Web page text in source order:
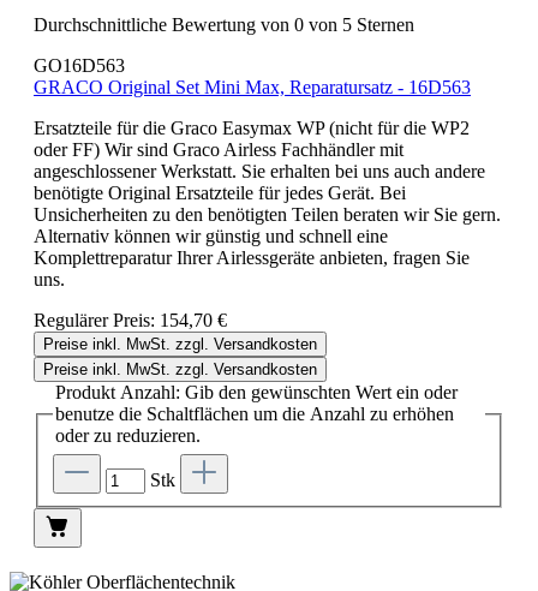
Durchschnittliche Bewertung von 0 von 5 Sternen
GO16D563
GRACO Original Set Mini Max, Reparatursatz - 16D563
Ersatzteile für die Graco Easymax WP (nicht für die WP2
oder FF) Wir sind Graco Airless Fachhändler mit
angeschlossener Werkstatt. Sie erhalten bei uns auch andere
benötigte Original Ersatzteile für jedes Gerät. Bei
Unsicherheiten zu den benötigten Teilen beraten wir Sie gern.
Alternativ können wir günstig und schnell eine
Komplettreparatur Ihrer Airlessgeräte anbieten, fragen Sie
uns.
Regulärer Preis: 154,70 €
Preise inkl. MwSt. zzgl. Versandkosten
Preise inkl. MwSt. zzgl. Versandkosten
Produkt Anzahl: Gib den gewünschten Wert ein oder
benutze die Schaltflächen um die Anzahl zu erhöhen
oder zu reduzieren.
Stk